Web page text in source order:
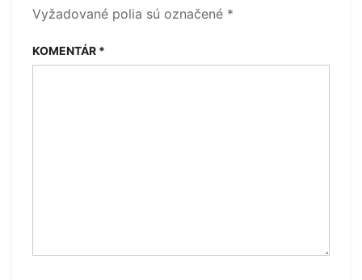
Vyžadované polia sú označené *
KOMENTÁR *